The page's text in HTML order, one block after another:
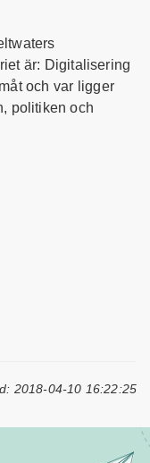
är: Digitalisering
och var ligger
politiken och
2018-04-10 16:22:25